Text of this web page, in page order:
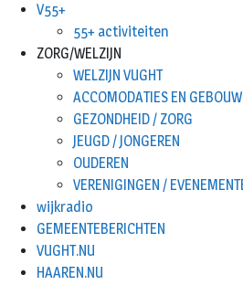
V55+
55+ activiteiten
ZORG/WELZIJN
WELZIJN VUGHT
ACCOMODATIES EN
GEZONDHEID / ZORG
JEUGD / JONGEREN
OUDEREN
VERENIGINGEN /
wijkradio
GEMEENTEBERICHTEN
VUGHT.NU
HAAREN.NU